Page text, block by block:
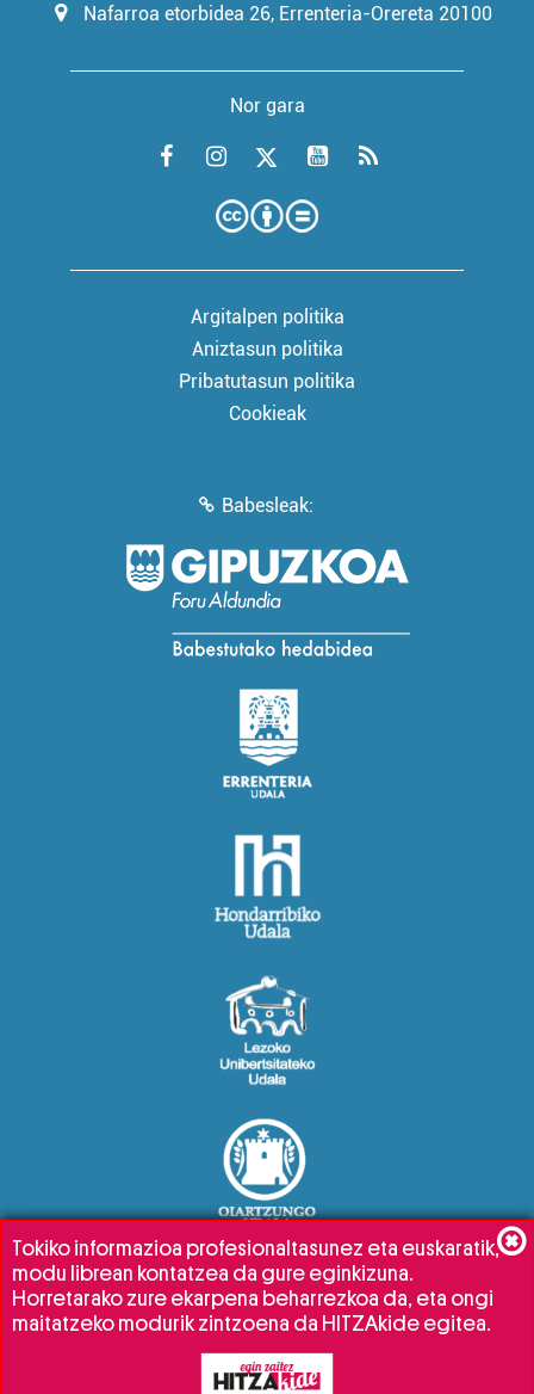
Nafarroa etorbidea 26, Errenteria-Orereta 20100
Nor gara
Argitalpen politika
Aniztasun politika
Pribatutasun politika
Cookieak
Babesleak:
Tokiko informazioa profesionaltasunez eta euskaratik,
modu librean kontatzea da gure eginkizuna.
Horretarako zure ekarpena beharrezkoa da, eta ongi
maitatzeko modurik zintzoena da HITZAkide egitea.